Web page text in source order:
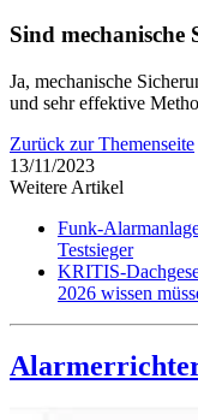
Sind mechanische
Ja, mechanische
und sehr effektive
Zurück zur Themenseite
13/11/2023
Weitere Artikel
Funk-
Testsieger
KRITIS-
2026 wissen